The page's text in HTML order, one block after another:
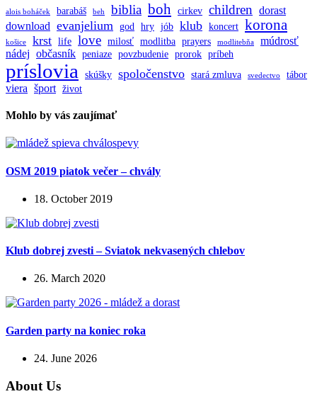
alois boháček barabáš beh biblia boh cirkev children dorast
download evanjelium god hry jób klub koncert korona
košice krst life love milosť modlitba prayers modlitebňa
múdrosť
nádej občasník peniaze povzbudenie prorok príbeh
príslovia skúšky spoločenstvo stará zmluva svedectvo tábor
viera šport život
Mohlo by vás zaujímať
OSM 2019 piatok večer – chvály
18. October 2019
Klub dobrej zvesti – Sviatok nekvasených chlebov
26. March 2020
Garden party na koniec roka
24. June 2026
About Us